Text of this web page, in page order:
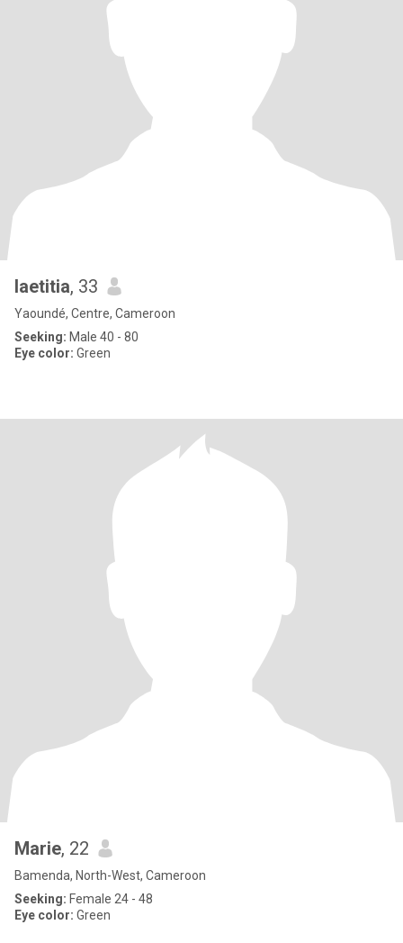
laetitia, 33
Yaoundé, Centre, Cameroon
Seeking: Male 40 - 80
Eye color: Green
Marie, 22
Bamenda, North-West, Cameroon
Seeking: Female 24 - 48
Eye color: Green